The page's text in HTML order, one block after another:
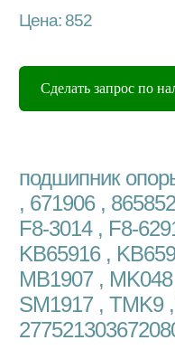
Цена: 852
Сделать запрос по
подшипник
, 671906 ,
F8-3014 , F8-
KB65916 ,
MB1907 ,
SM1917 , TMK9